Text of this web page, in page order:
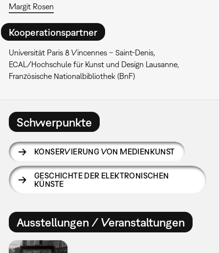
Margit Rosen
Kooperationspartner
Universität Paris 8 Vincennes – Saint-Denis,
ECAL/Hochschule für Kunst und Design Lausanne,
Französische Nationalbibliothek (BnF)
Schwerpunkte
KONSERVIERUNG VON MEDIENKUNST
GESCHICHTE DER ELEKTRONISCHEN
KÜNSTE
Ausstellungen / Veranstaltungen